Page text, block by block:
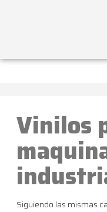
Vinilos
Siguiendo las mismas